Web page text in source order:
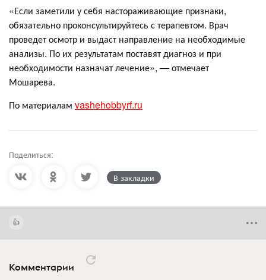
«Если заметили у себя настораживающие признаки,
обязательно проконсультируйтесь с терапевтом. Врач
проведет осмотр и выдаст направление на необходимые
анализы. По их результатам поставят диагноз и при
необходимости назначат лечение», — отмечает
Мошарева.
По материалам vashehobbyrf.ru
Поделиться:
В закладки
Комментарии